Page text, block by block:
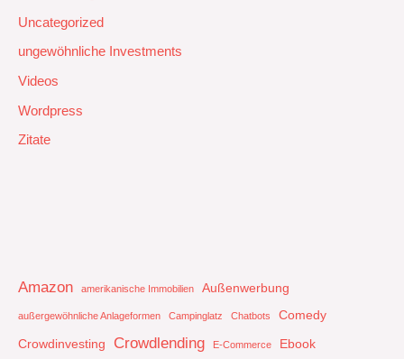
Uncategorized
ungewöhnliche Investments
Videos
Wordpress
Zitate
Amazon amerikanische Immobilien Außenwerbung
außergewöhnliche Anlageformen Campinglatz Chatbots
Comedy
Crowdinvesting
Crowdlending E-Commerce Ebook